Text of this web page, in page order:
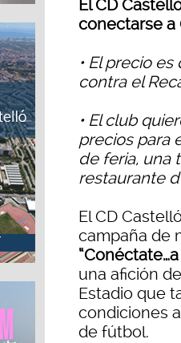
El CD
conectarse a
• El precio
contra el
• El club
precios para
de feria, una
restaurante
El CD
campaña de
una afición
Estadio que
condiciones
de fútbol.